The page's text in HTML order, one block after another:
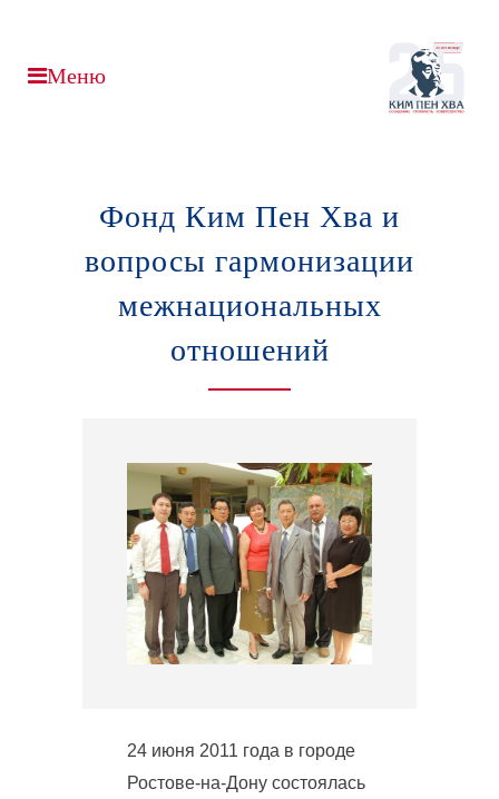
Фонд Ким Пен Хва и
вопросы гармонизации
межнациональных
отношений
24 июня 2011 года в городе
Ростове-на-Дону состоялась